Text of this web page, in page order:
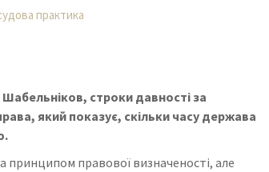
практика
строки давності за
який показує, скільки часу держава
принципом правової визначеності, але